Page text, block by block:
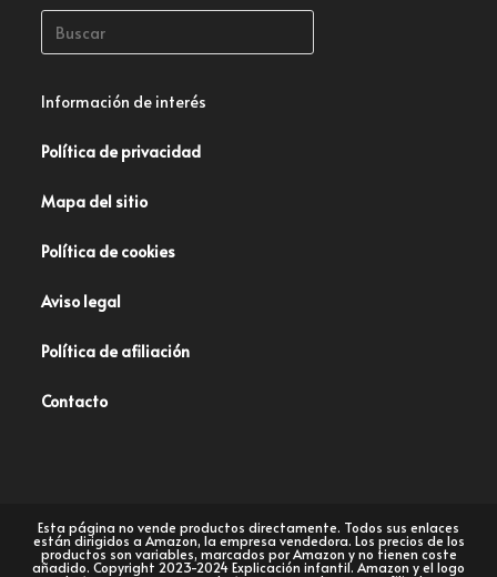
Información de interés
Política de privacidad
Mapa del sitio
Política de cookies
Aviso legal
Política de afiliación
Contacto
Esta página no vende productos directamente. Todos sus enlaces
están dirigidos a Amazon, la empresa vendedora. Los precios de los
productos son variables, marcados por Amazon y no tienen coste
añadido. Copyright 2023-2024 Explicación infantil. Amazon y el logo